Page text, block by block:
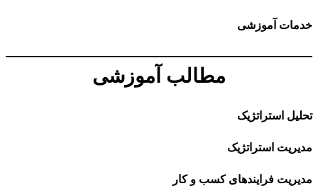
خدمات آموزشی
مطالب آموزشی
تحلیل استراتژیک
مدیریت استراتژیک
مدیریت فرایندهای کسب و کار